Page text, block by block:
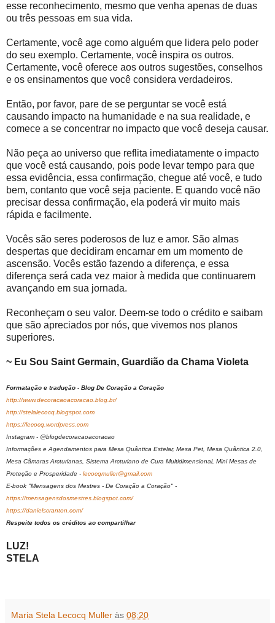
esse reconhecimento, mesmo que venha apenas de duas
ou três pessoas em sua vida.
Certamente, você age como alguém que lidera pelo poder
do seu exemplo. Certamente, você inspira os outros.
Certamente, você oferece aos outros sugestões, conselhos
e os ensinamentos que você considera verdadeiros.
Então, por favor, pare de se perguntar se você está
causando impacto na humanidade e na sua realidade, e
comece a se concentrar no impacto que você deseja causar.
Não peça ao universo que reflita imediatamente o impacto
que você está causando, pois pode levar tempo para que
essa evidência, essa confirmação, chegue até você, e tudo
bem, contanto que você seja paciente. E quando você não
precisar dessa confirmação, ela poderá vir muito mais
rápida e facilmente.
Vocês são seres poderosos de luz e amor. São almas
despertas que decidiram encarnar em um momento de
ascensão. Vocês estão fazendo a diferença, e essa
diferença será cada vez maior à medida que continuarem
avançando em sua jornada.
Reconheçam o seu valor. Deem-se todo o crédito e saibam
que são apreciados por nós, que vivemos nos planos
superiores.
~ Eu Sou Saint Germain, Guardião da Chama Violeta
Formatação e tradução - Blog De Coração a Coração
http://www.decoracaoacoracao.blog.br/
http://stelalecocq.blogspot.com
https://lecocq.wordpress.com
Instagram - @blogdecoracaoacoracao
Informações e Agendamentos para Mesa Quântica Estelar, Mesa Pet, Mesa Quântica 2.0,
Mesa Câmaras Arcturianas, Sistema Arcturiano de Cura Multidimensional, Mini Mesas de
Proteção e Prosperidade - lecocqmuller@gmail.com
E-book "Mensagens dos Mestres - De Coração a Coração" -
https://mensagensdosmestres.blogspot.com/
https://danielscranton.com/
Respeite todos os créditos ao compartilhar
LUZ!
STELA
Maria Stela Lecocq Muller às 08:20